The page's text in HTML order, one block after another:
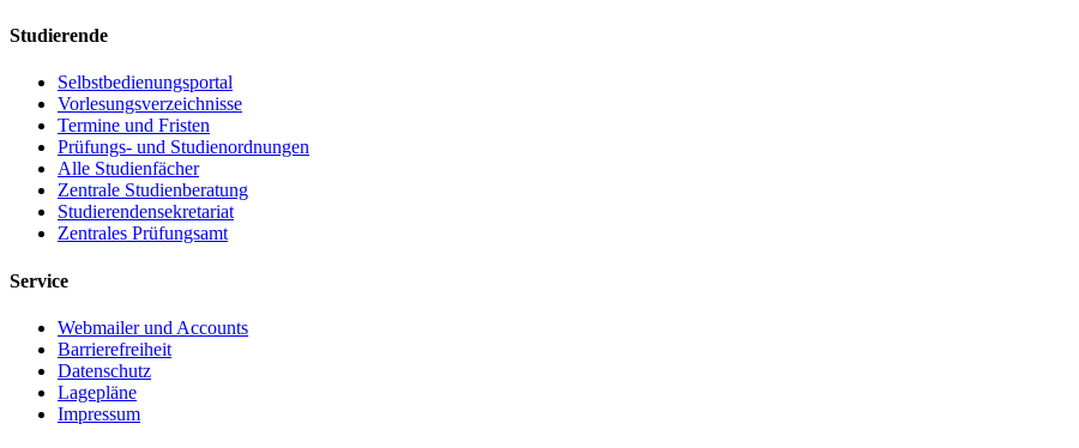
Studierende
Selbstbedienungsportal
Vorlesungsverzeichnisse
Termine und Fristen
Prüfungs- und Studienordnungen
Alle Studienfächer
Zentrale Studienberatung
Studierendensekretariat
Zentrales Prüfungsamt
Service
Webmailer und Accounts
Barrierefreiheit
Datenschutz
Lagepläne
Impressum